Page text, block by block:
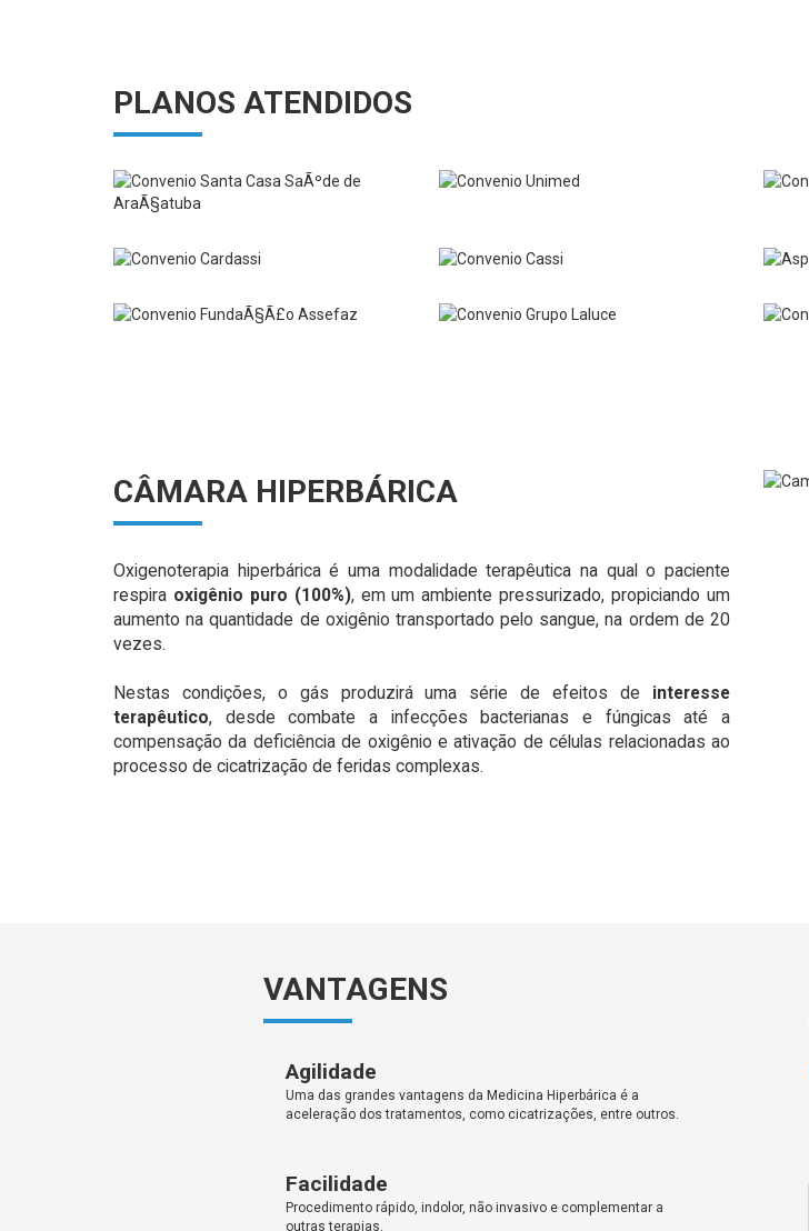
PLANOS ATENDIDOS
CÂMARA HIPERBÁRICA
Oxigenoterapia hiperbárica é uma modalidade terapêutica na qual o paciente
respira oxigênio puro (100%), em um ambiente pressurizado, propiciando um
aumento na quantidade de oxigênio transportado pelo sangue, na ordem de 20
vezes.
Nestas condições, o gás produzirá uma série de efeitos de interesse
terapêutico, desde combate a infecções bacterianas e fúngicas até a
compensação da deficiência de oxigênio e ativação de células relacionadas ao
processo de cicatrização de feridas complexas.
VANTAGENS
Agilidade
Uma das grandes vantagens da Medicina Hiperbárica é a
aceleração dos tratamentos, como cicatrizações, entre outros.
Facilidade
Procedimento rápido, indolor, não invasivo e complementar a
outras terapias.